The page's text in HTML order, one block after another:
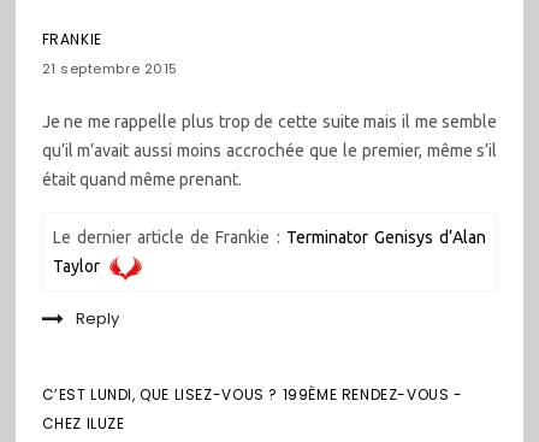
FRANKIE
21 septembre 2015
Je ne me rappelle plus trop de cette suite mais il me semble
qu’il m’avait aussi moins accrochée que le premier, même s’il
était quand même prenant.
Le dernier article de Frankie : Terminator Genisys d’Alan
Taylor
Reply
C’EST LUNDI, QUE LISEZ-VOUS ? 199ÈME RENDEZ-VOUS -
CHEZ ILUZE